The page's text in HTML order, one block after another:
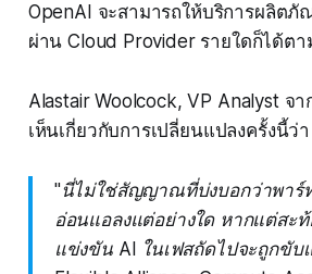
OpenAI จะสามารถให้บริการผลิต
ผ่าน Cloud Provider รายใดก็ได้ต
Alastair Woolcock, VP Analyst จ
เห็นเกี่ยวกับการเปลี่ยนแปลงครั้งนี้ว่า
"นี่ไม่ใช่สัญญาณที่บ่งบอกว่าพาร์
อ่อนแอลงแต่อย่างใด หากแต่สะ
แข่งขัน AI ในเฟสถัดไปจะถูกขับ